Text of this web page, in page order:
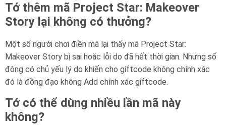
Tớ thêm mã Project Star: Makeover
Story lại không có thưởng?
Một số người chơi điền mã lại thấy mã Project Star:
Makeover Story bị sai hoặc lỗi do đã hết thời gian. Nhưng số
đông có chủ yếu lý do khiến cho giftcode không chính xác
đó là đồng đạo không Add chính xác giftcode.
Tớ có thể dùng nhiều lần mã này
không?